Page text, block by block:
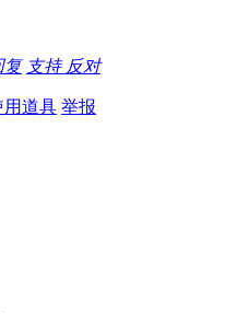
复 支持 反对
用道具 举报